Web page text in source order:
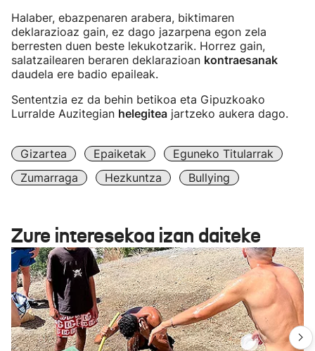
Halaber, ebazpenaren arabera, biktimaren
deklarazioaz gain, ez dago jazarpena egon zela
berresten duen beste lekukotzarik. Horrez gain,
salatzailearen beraren deklarazioan kontraesanak
daudela ere badio epaileak.
Sententzia ez da behin betikoa eta Gipuzkoako
Lurralde Auzitegian helegitea jartzeko aukera dago.
Gizartea Epaiketak
Eguneko Titularrak
Zumarraga
Hezkuntza Bullying
Zure interesekoa izan daiteke